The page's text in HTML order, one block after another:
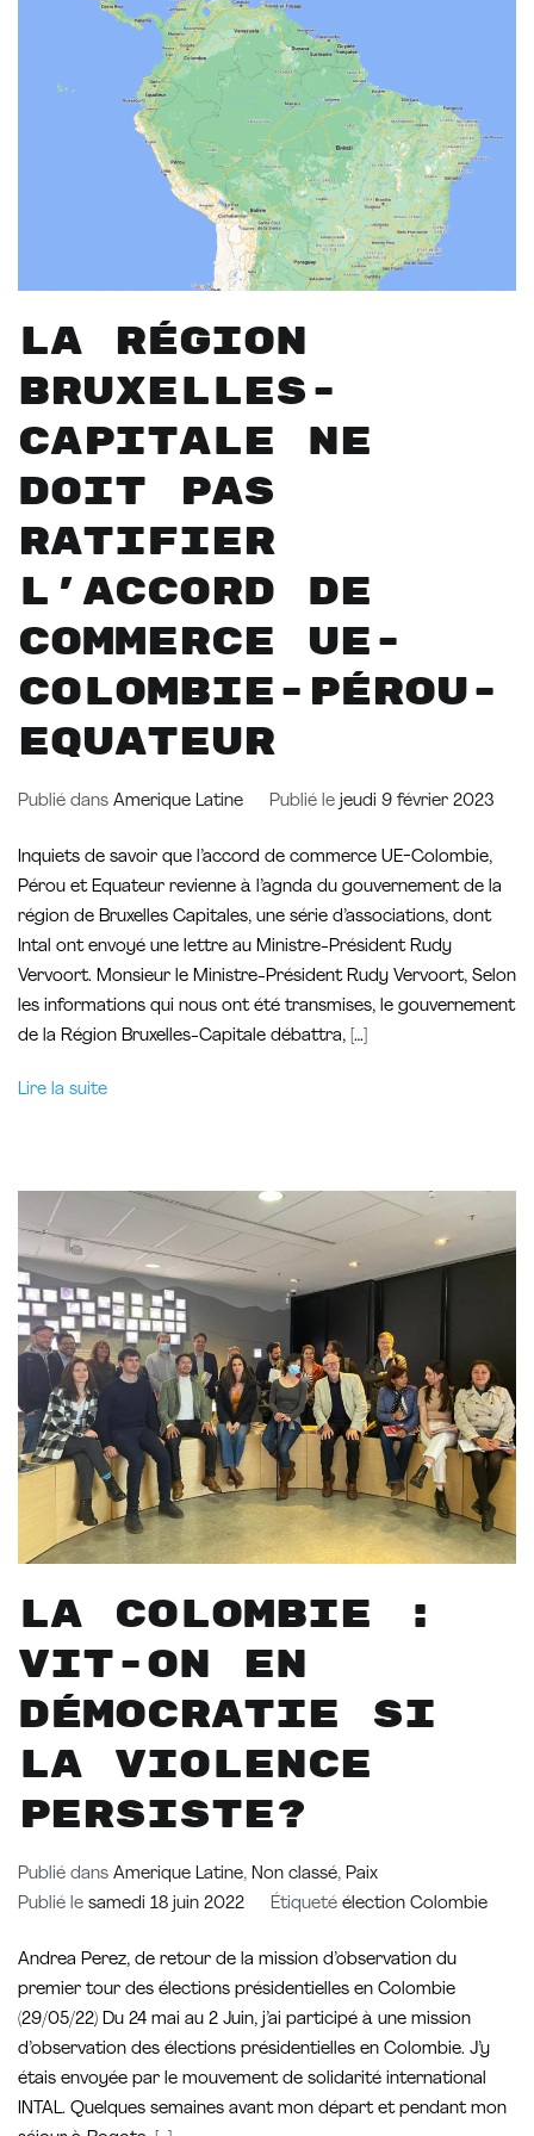
LA RÉGION
BRUXELLES-
CAPITALE NE
DOIT PAS
RATIFIER
L’ACCORD DE
COMMERCE UE-
COLOMBIE-PÉROU-
EQUATEUR
Publié dans Amerique Latine Publié le jeudi 9 février 2023
Inquiets de savoir que l’accord de commerce UE-Colombie,
Pérou et Equateur revienne à l’agnda du gouvernement de la
région de Bruxelles Capitales, une série d’associations, dont
Intal ont envoyé une lettre au Ministre-Président Rudy
Vervoort. Monsieur le Ministre-Président Rudy Vervoort, Selon
les informations qui nous ont été transmises, le gouvernement
de la Région Bruxelles-Capitale débattra, […]
Lire la suite
La Colombie :
Vit-on en
démocratie si
la violence
persiste?
Publié dans Amerique Latine, Non classé, Paix
Publié le samedi 18 juin 2022 Étiqueté élection Colombie
Andrea Perez, de retour de la mission d’observation du
premier tour des élections présidentielles en Colombie
(29/05/22) Du 24 mai au 2 Juin, j’ai participé à une mission
d’observation des élections présidentielles en Colombie. J’y
étais envoyée par le mouvement de solidarité international
INTAL. Quelques semaines avant mon départ et pendant mon